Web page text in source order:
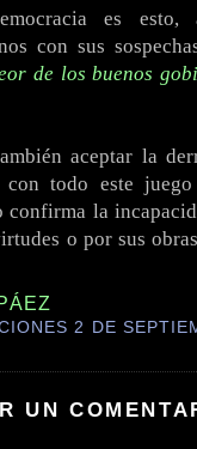
es esto,
con sus
de los buenos
aceptar la
todo este juego
la
o por sus
2 DE
UN